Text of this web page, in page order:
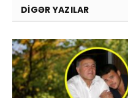
DIGƏR YAZILAR